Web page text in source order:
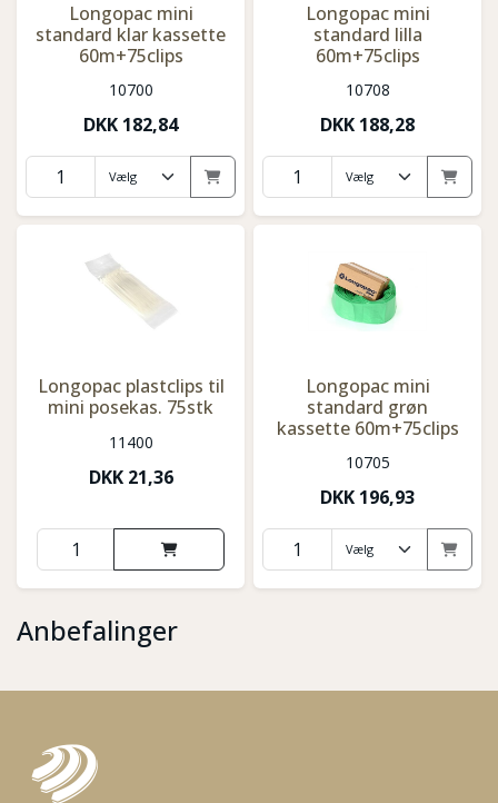
Longopac mini
standard klar kassette
60m+75clips
10700
DKK 182,84
Longopac mini
standard lilla
60m+75clips
10708
DKK 188,28
Longopac plastclips til
mini posekas. 75stk
11400
DKK 21,36
Longopac mini
standard grøn
kassette 60m+75clips
10705
DKK 196,93
Anbefalinger